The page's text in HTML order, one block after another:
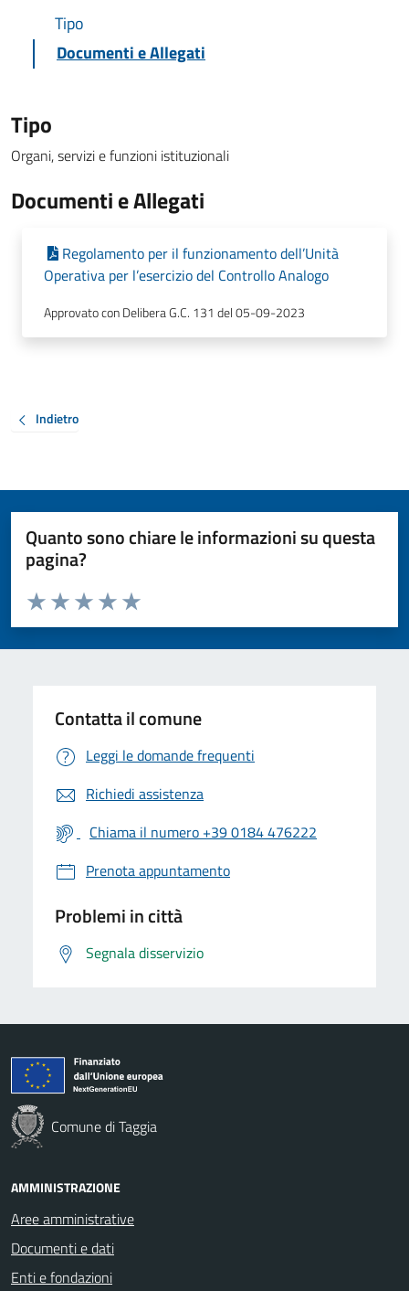
Tipo
Documenti e Allegati
Tipo
Organi, servizi e funzioni istituzionali
Documenti e Allegati
Regolamento per il funzionamento dell’Unità
Operativa per l’esercizio del Controllo Analogo
Approvato con Delibera G.C. 131 del 05-09-2023
Indietro
Quanto sono chiare le informazioni su questa
pagina?
Valuta da 1 a 5 stelle la pagina
Valuta 5 stelle su 5
Valuta 4 stelle su 5
Valuta 3 stelle su 5
Valuta 2 stelle su 5
Valuta 1 stelle su 5
Contatta il comune
Leggi le domande frequenti
Richiedi assistenza
Chiama il numero +39 0184 476222
Prenota appuntamento
Problemi in città
Segnala disservizio
Comune di Taggia
AMMINISTRAZIONE
Aree amministrative
Documenti e dati
Enti e fondazioni